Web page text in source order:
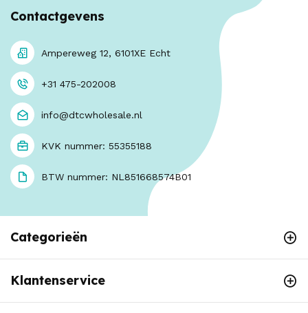
Contactgevens
Ampereweg 12, 6101XE Echt
+31 475-202008
info@dtcwholesale.nl
KVK nummer: 55355188
BTW nummer: NL851668574B01
Categorieën
Klantenservice